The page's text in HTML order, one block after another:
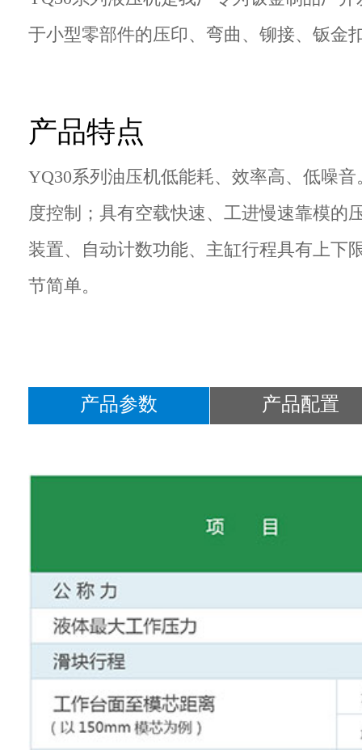
于小型零部件的压印、弯曲、铆接、钣金
产品特点
YQ30系列油压机低能耗、效率高、低噪
度控制；具有空载快速、工进慢速靠模的
装置、自动计数功能、主缸行程具有上下
节简单。
产品参数 产品配置